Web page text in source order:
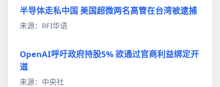
半导体走私中国 美国超微两名高管在台湾被逮捕
来源：RFI华语
OpenAI呼吁政府持股5% 欲通过官商利益绑定开
道
来源：中央社